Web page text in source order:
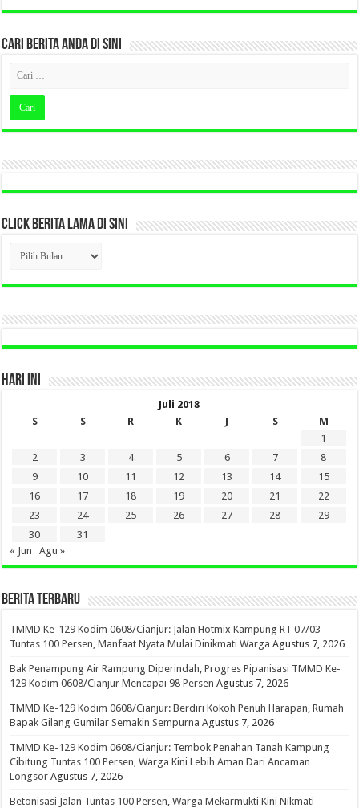
CARI BERITA ANDA DI SINI
CLICK BERITA LAMA DI SINI
CLICK
BERITA
LAMA
DI
HARI INI
Juli 2018
S
S R K J S
M
1
2
3 4 5 6 7
8
9
10 11 12 13 14
15
16
17 18 19 20 21
22
23
24 25 26 27 28
29
30
31
« Jun
Agu »
BERITA TERBARU
TMMD Ke-129 Kodim 0608/Cianjur: Jalan Hotmix Kampung RT 07/03
Tuntas 100 Persen, Manfaat Nyata Mulai Dinikmati Warga Agustus 7, 2026
Bak Penampung Air Rampung Diperindah, Progres Pipanisasi TMMD Ke-
129 Kodim 0608/Cianjur Mencapai 98 Persen Agustus 7, 2026
TMMD Ke-129 Kodim 0608/Cianjur: Berdiri Kokoh Penuh Harapan, Rumah
Bapak Gilang Gumilar Semakin Sempurna Agustus 7, 2026
TMMD Ke-129 Kodim 0608/Cianjur: Tembok Penahan Tanah Kampung
Cibitung Tuntas 100 Persen, Warga Kini Lebih Aman Dari Ancaman
Longsor Agustus 7, 2026
Betonisasi Jalan Tuntas 100 Persen, Warga Mekarmukti Kini Nikmati